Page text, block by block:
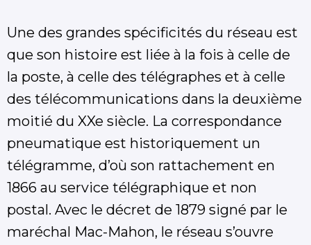
Une des grandes spécificités du réseau est
que son histoire est liée à la fois à celle de
la poste, à celle des télégraphes et à celle
des télécommunications dans la deuxième
moitié du XXe siècle. La correspondance
pneumatique est historiquement un
télégramme, d’où son rattachement en
1866 au service télégraphique et non
postal. Avec le décret de 1879 signé par le
maréchal Mac-Mahon, le réseau s’ouvre